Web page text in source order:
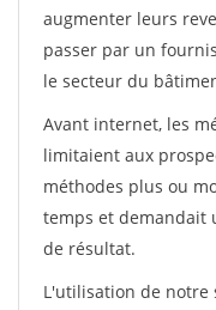
augmenter leurs
passer par un
le secteur du
Avant internet, les
limitaient aux
méthodes plus ou
temps et demandait
de résultat.
L'utilisation de notre